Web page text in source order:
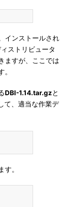
インストールされ
ストリビュータ
ますが、ここでは
DBI-1.14.tar.gzと
て、適当な作業デ
。